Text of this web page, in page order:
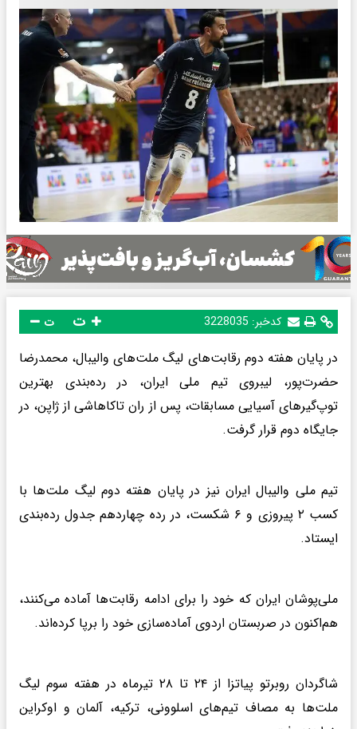
کدخبر: 3228035 ت
در پایان هفته دوم رقابت‌های لیگ ملت‌های والیبال، محمدرضا
حضرت‌پور، لیبروی تیم ملی ایران، در رده‌بندی بهترین
توپ‌گیرهای آسیایی مسابقات، پس از ران تاکاهاشی از ژاپن، در
جایگاه دوم قرار گرفت.
تیم ملی والیبال ایران نیز در پایان هفته دوم لیگ ملت‌ها با
کسب ۲ پیروزی و ۶ شکست، در رده چهاردهم جدول رده‌بندی
ایستاد.
ملی‌پوشان ایران که خود را برای ادامه رقابت‌ها آماده می‌کنند،
هم‌اکنون در صربستان اردوی آماده‌سازی خود را برپا کرده‌اند.
شاگردان روبرتو پیاتزا از ۲۴ تا ۲۸ تیرماه در هفته سوم لیگ
ملت‌ها به مصاف تیم‌های اسلوونی، ترکیه، آلمان و اوکراین